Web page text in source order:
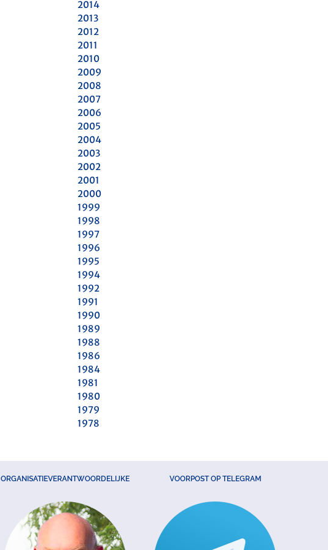
2014
2013
2012
2011
2010
2009
2008
2007
2006
2005
2004
2003
2002
2001
2000
1999
1998
1997
1996
1995
1994
1992
1991
1990
1989
1988
1986
1984
1981
1980
1979
1978
ORGANISATIEVERANTWOORDELIJKE VOORPOST OP TELEGRAM